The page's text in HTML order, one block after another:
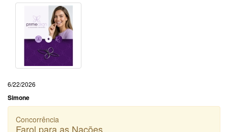
6/22/2026
Simone
Concorrência
Farol para as Nações